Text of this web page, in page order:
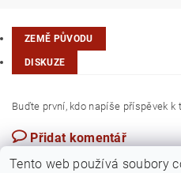
ZEMĚ PŮVODU
DISKUZE
Buďte první, kdo napíše příspěvek k
Přidat komentář
Tento web používá soubory